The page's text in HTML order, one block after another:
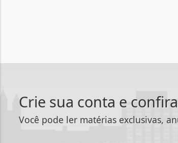
Crie sua conta e
Você pode ler matérias exclusivas,